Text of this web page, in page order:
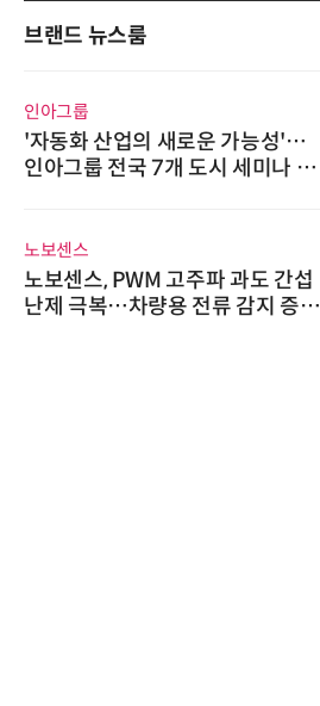
브랜드 뉴스룸
인아그룹
'자동화 산업의 새로운 가능성'…
인아그룹 전국 7개 도시 세미나 페
노보센스
노보센스, PWM 고주파 과도 간섭
난제 극복…차량용 전류 감지 증폭